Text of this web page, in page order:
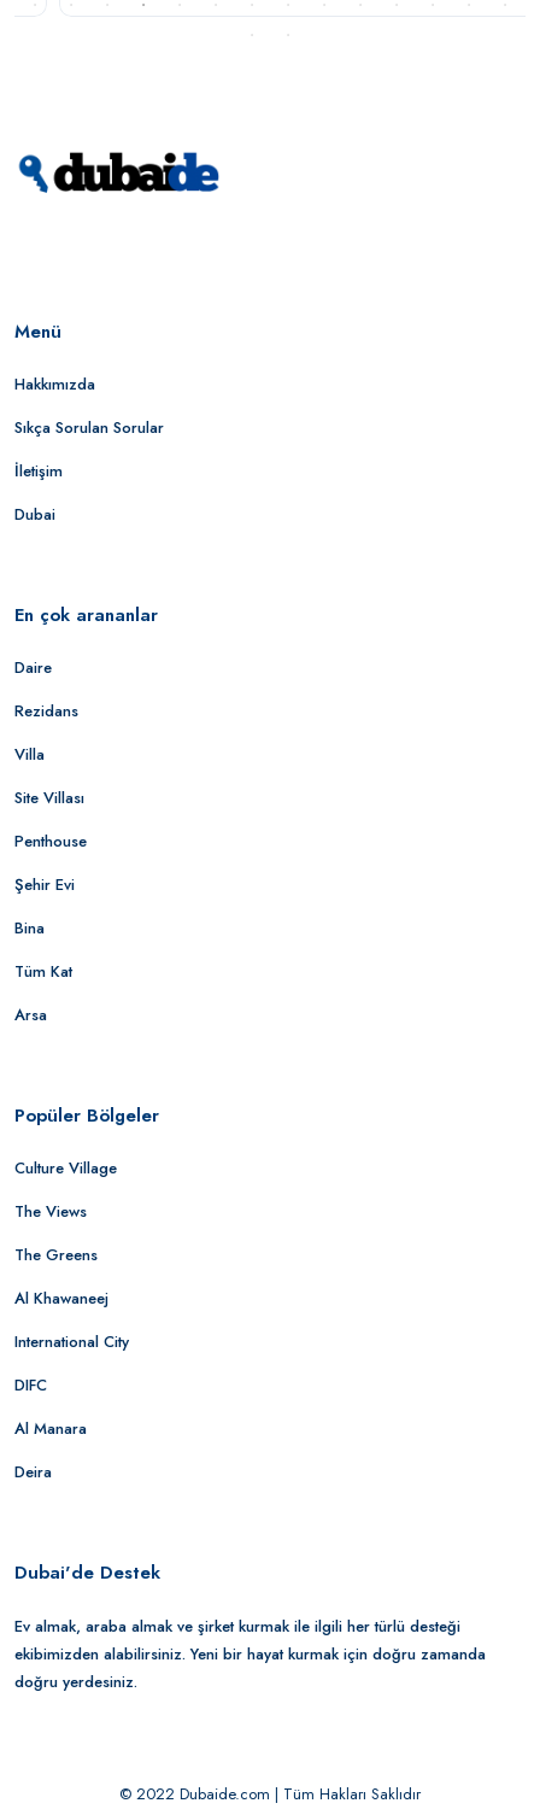
Menü
Hakkımızda
Sıkça Sorulan Sorular
İletişim
Dubai
En çok arananlar
Daire
Rezidans
Villa
Site Villası
Penthouse
Şehir Evi
Bina
Tüm Kat
Arsa
Popüler Bölgeler
Culture Village
The Views
The Greens
Al Khawaneej
International City
DIFC
Al Manara
Deira
Dubai'de Destek
Ev almak, araba almak ve şirket kurmak ile ilgili her türlü desteği
ekibimizden alabilirsiniz. Yeni bir hayat kurmak için doğru zamanda
doğru yerdesiniz.
© 2022 Dubaide.com | Tüm Hakları Saklıdır